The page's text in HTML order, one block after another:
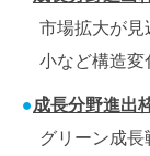
市場拡大が
小など構造変
成長分野進出
グリーン成長